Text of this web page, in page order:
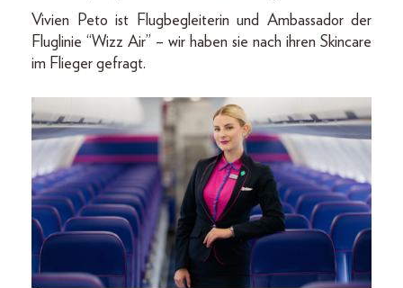
Vivien Peto ist Flugbegleiterin und Ambassador der
Fluglinie “Wizz Air” – wir haben sie nach ihren Skincare
im Flieger gefragt.